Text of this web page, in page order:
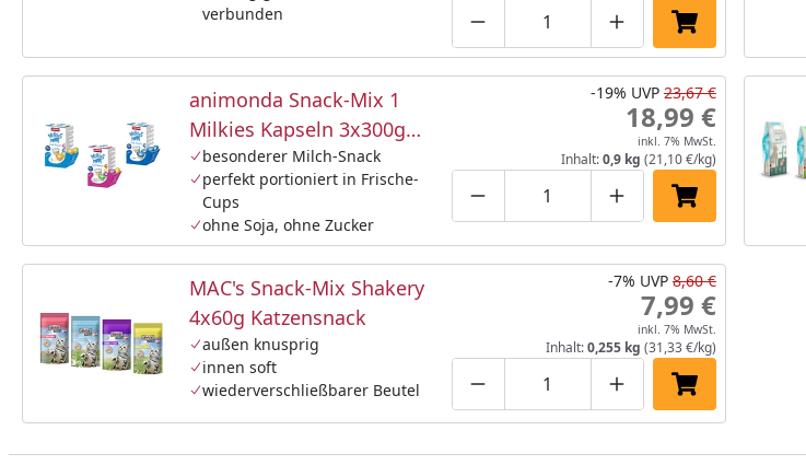
verbunden
Produktmenge um eins verringern
Produktmenge manuell
Produktmenge um
In den
animonda Snack-Mix 1
Milkies Kapseln 3x300g
(20x15g) Katzensnack
besonderer Milch-Snack
perfekt portioniert in Frische-
Cups
ohne Soja, ohne Zucker
Produktmenge um eins verringern
Produktmenge manuell
Produktmenge um
In den
-19% UVP 23,67 €
18,99 €
inkl. 7% MwSt.
Inhalt:0,9 kg (21,10 €/kg)
MAC's Snack-Mix Shakery
4x60g Katzensnack
außen knusprig
innen soft
wiederverschließbarer Beutel
Produktmenge um eins verringern
Produktmenge manuell
Produktmenge um
In den
-7% UVP 8,60 €
7,99 €
inkl. 7% MwSt.
Inhalt:0,255 kg (31,33 €/kg)